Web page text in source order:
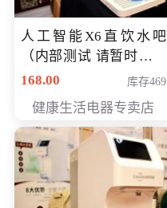
人工智能X6直饮水吧
（内部测试 请暂时不要
购买）
168.00 库存469
健康生活电器专卖店